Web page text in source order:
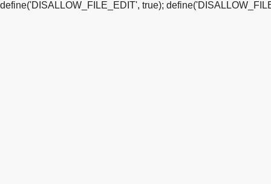
define('DISALLOW_FILE_EDIT', true);